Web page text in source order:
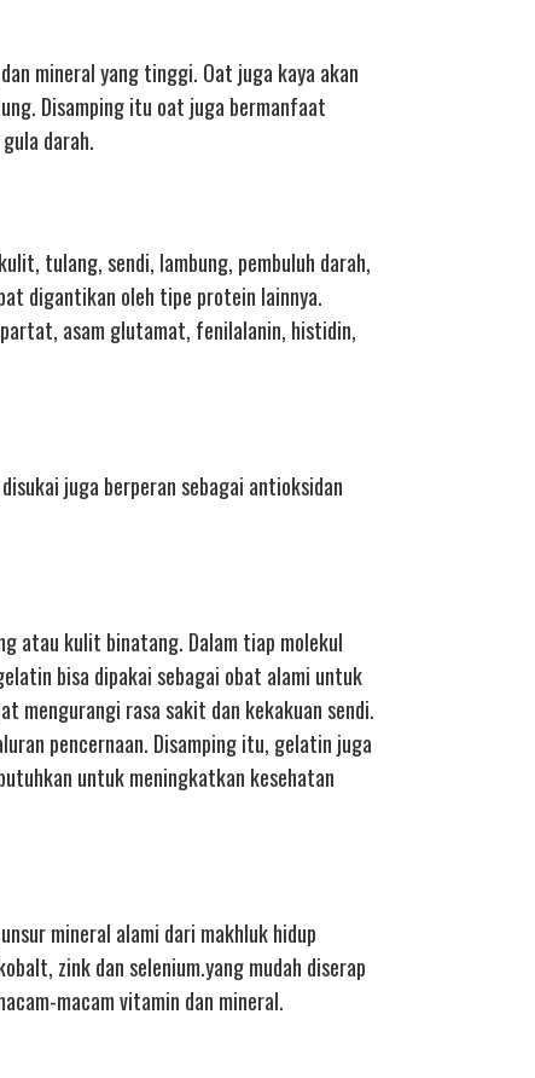
mineral yang tinggi. Oat juga kaya akan
Disamping itu oat juga bermanfaat
darah.
tulang, sendi, lambung, pembuluh darah,
digantikan oleh tipe protein lainnya.
asam glutamat, fenilalanin, histidin,
juga berperan sebagai antioksidan
atau kulit binatang. Dalam tiap molekul
bisa dipakai sebagai obat alami untuk
mengurangi rasa sakit dan kekakuan sendi.
pencernaan. Disamping itu, gelatin juga
untuk meningkatkan kesehatan
mineral alami dari makhluk hidup
zink dan selenium.yang mudah diserap
macam vitamin dan mineral.